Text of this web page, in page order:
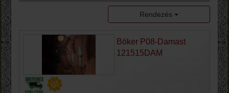
Rendezés
Böker P08-Damast
121515DAM